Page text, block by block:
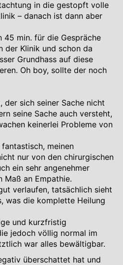
in die gestopft volle
– danach ist dann aber
45 min. für die Gespräche
der Klinik und schon da
Grundhass auf diese
Oh boy, sollte der noch
der sich seiner Sache nicht
seine Sache auch versteht,
keinerlei Probleme von
meinen
nur von den chirurgischen
ein sehr angenehmer
Maß an Empathie.
verlaufen, tatsächlich sieht
was die komplette Heilung
und kurzfristig
jedoch völlig normal im
war alles bewältigbar.
überschattet hat und